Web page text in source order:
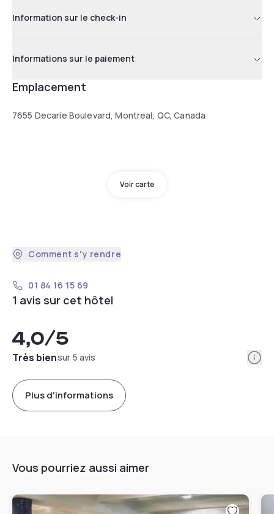
Information sur le check-in
Informations sur le paiement
Emplacement
7655 Decarie Boulevard, Montreal, QC, Canada
Voir carte
Comment s'y rendre
01 84 16 15 69
1 avis sur cet hôtel
4,0/5
Très biensur 5 avis
Plus d'informations
Vous pourriez aussi aimer